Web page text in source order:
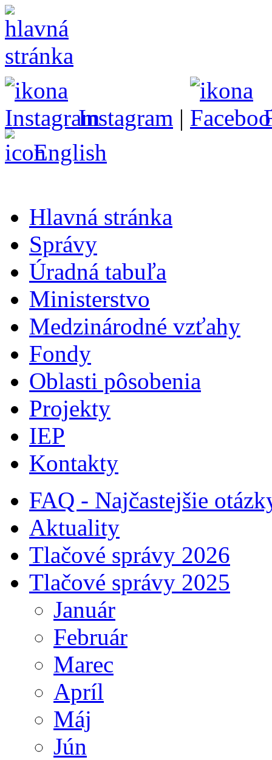
Instagram |
English
Hlavná stránka
Správy
Úradná tabuľa
Ministerstvo
Medzinárodné vzťahy
Fondy
Oblasti pôsobenia
Projekty
IEP
Kontakty
FAQ - Najčastejšie
Aktuality
Tlačové správy 2026
Tlačové správy 2025
Január
Február
Marec
Apríl
Máj
Jún